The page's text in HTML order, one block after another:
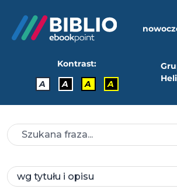
Kontrast:
A
A A A